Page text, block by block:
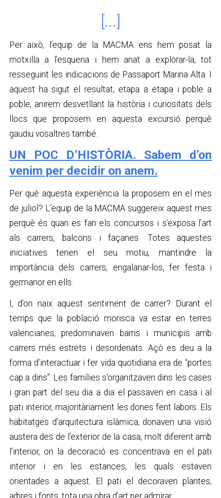
[...]
Per això, l’equip de la MACMA ens hem posat la
motxilla a l’esquena i hem anat a explorar-la, tot
resseguint les indicacions de Passaport Marina Alta. I
aquest ha sigut el resultat; etapa a etapa i poble a
poble, anirem desvetllant la història i curiositats dels
llocs que proposem en aquesta excursió perquè
gaudiu vosaltres també.
UN POC D’HISTÒRIA. Sabem d’on
venim per decidir on anem.
Per què aquesta experiència la proposem en el mes
de juliol? L’equip de la MACMA suggereix aquest mes
perquè és quan es fan els concursos i s’exposa l’art
als carrers, balcons i façanes. Totes aquestes
iniciatives tenen el seu motiu, mantindre la
importància dels carrers, engalanar-los, fer festa i
germanor en ells.
I, d’on naix aquest sentiment de carrer? Durant el
temps que la població morisca va estar en terres
valencianes, predominaven barris i municipis amb
carrers més estrets i desordenats. Açò es deu a la
forma d’interactuar i fer vida quotidiana era de “portes
cap a dins”. Les famílies s'organitzaven dins les cases
i gran part del seu dia a dia el passaven en casa i al
pati interior, majoritàriament les dones fent labors. Els
habitatges d’arquitectura islàmica, donaven una visió
austera des de l’exterior de la casa, molt diferent amb
l’interior, on la decoració es concentrava en el pati
interior i en les estances, les quals estaven
orientades a aquest. El pati el decoraven plantes,
arbres i fonts, tota una obra d’art per admirar.